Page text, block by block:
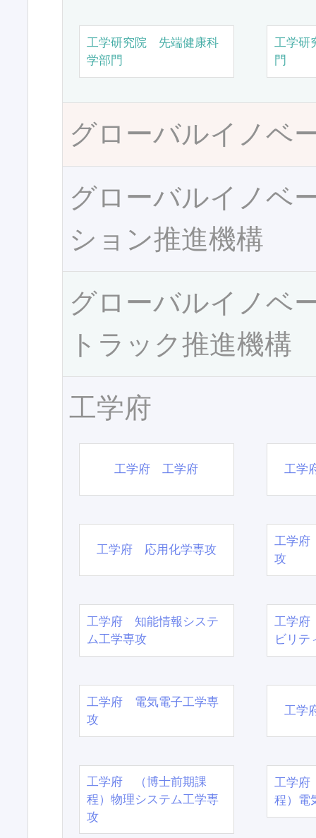
工学研究院 先端健康科
学部門
工学研
門
グローバルイノベ
グローバルイノベ
ション推進機構
グローバルイノベ
トラック推進機構
工学府
工学府 工学府 工学
工学府 応用化学専攻
工学府
攻
工学府 知能情報システ
ム工学専攻
工学府
ビリテ
工学府 電気電子工学専
攻
工学
工学府 （博士前期課
程）物理システム工学専
攻
工学
程）電